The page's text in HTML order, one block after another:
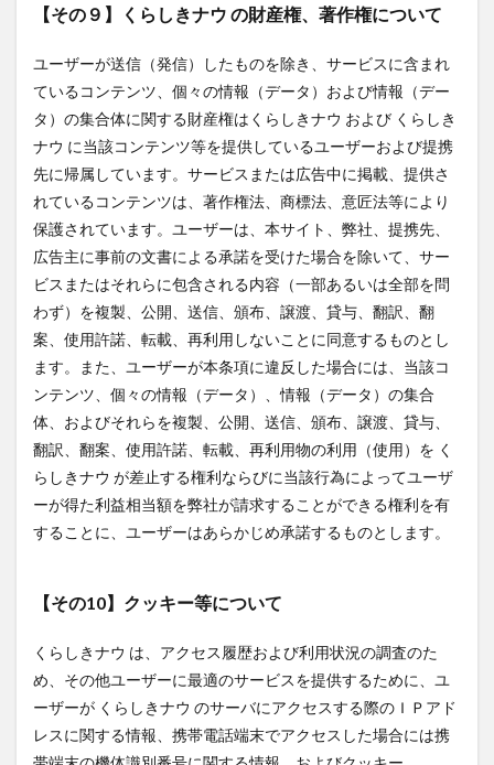
【その９】くらしきナウ の財産権、著作権について
ユーザーが送信（発信）したものを除き、サービスに含まれ
ているコンテンツ、個々の情報（データ）および情報（デー
タ）の集合体に関する財産権はくらしきナウ および くらしき
ナウ に当該コンテンツ等を提供しているユーザーおよび提携
先に帰属しています。サービスまたは広告中に掲載、提供さ
れているコンテンツは、著作権法、商標法、意匠法等により
保護されています。ユーザーは、本サイト、弊社、提携先、
広告主に事前の文書による承諾を受けた場合を除いて、サー
ビスまたはそれらに包含される内容（一部あるいは全部を問
わず）を複製、公開、送信、頒布、譲渡、貸与、翻訳、翻
案、使用許諾、転載、再利用しないことに同意するものとし
ます。また、ユーザーが本条項に違反した場合には、当該コ
ンテンツ、個々の情報（データ）、情報（データ）の集合
体、およびそれらを複製、公開、送信、頒布、譲渡、貸与、
翻訳、翻案、使用許諾、転載、再利用物の利用（使用）を く
らしきナウ が差止する権利ならびに当該行為によってユーザ
ーが得た利益相当額を弊社が請求することができる権利を有
することに、ユーザーはあらかじめ承諾するものとします。
【その10】クッキー等について
くらしきナウ は、アクセス履歴および利用状況の調査のた
め、その他ユーザーに最適のサービスを提供するために、ユ
ーザーが くらしきナウ のサーバにアクセスする際のＩＰアド
レスに関する情報、携帯電話端末でアクセスした場合には携